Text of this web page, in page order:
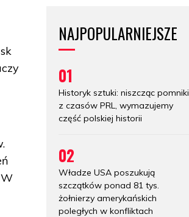
NAJPOPULARNIEJSZE
01
Historyk sztuki: niszcząc pomniki
z czasów PRL, wymazujemy
część polskiej historii
02
Władze USA poszukują
szczątków ponad 81 tys.
żołnierzy amerykańskich
poległych w konfliktach